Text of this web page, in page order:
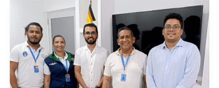
Magdalena
Líder
acompaña
la
firma
de